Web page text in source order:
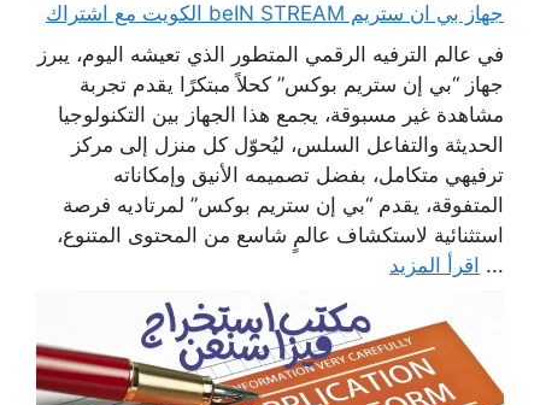
جهاز بي ان ستريم beIN STREAM الكويت مع اشتراك
في عالم الترفيه الرقمي المتطور الذي تعيشه اليوم، يبرز
جهاز “بي إن ستريم بوكس” كحلاً مبتكرًا يقدم تجربة
مشاهدة غير مسبوقة، يجمع هذا الجهاز بين التكنولوجيا
الحديثة والتفاعل السلس، ليُحوّل كل منزل إلى مركز
ترفيهي متكامل، بفضل تصميمه الأنيق وإمكاناته
المتفوقة، يقدم “بي إن ستريم بوكس” لمرتاديه فرصة
استثنائية لاستكشاف عالمٍ شاسع من المحتوى المتنوع،
... اقرأ المزيد